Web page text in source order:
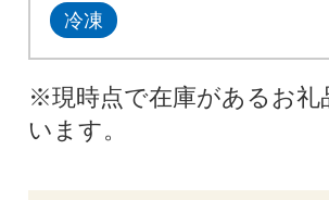
冷凍
※現時点で在庫があるお
います。